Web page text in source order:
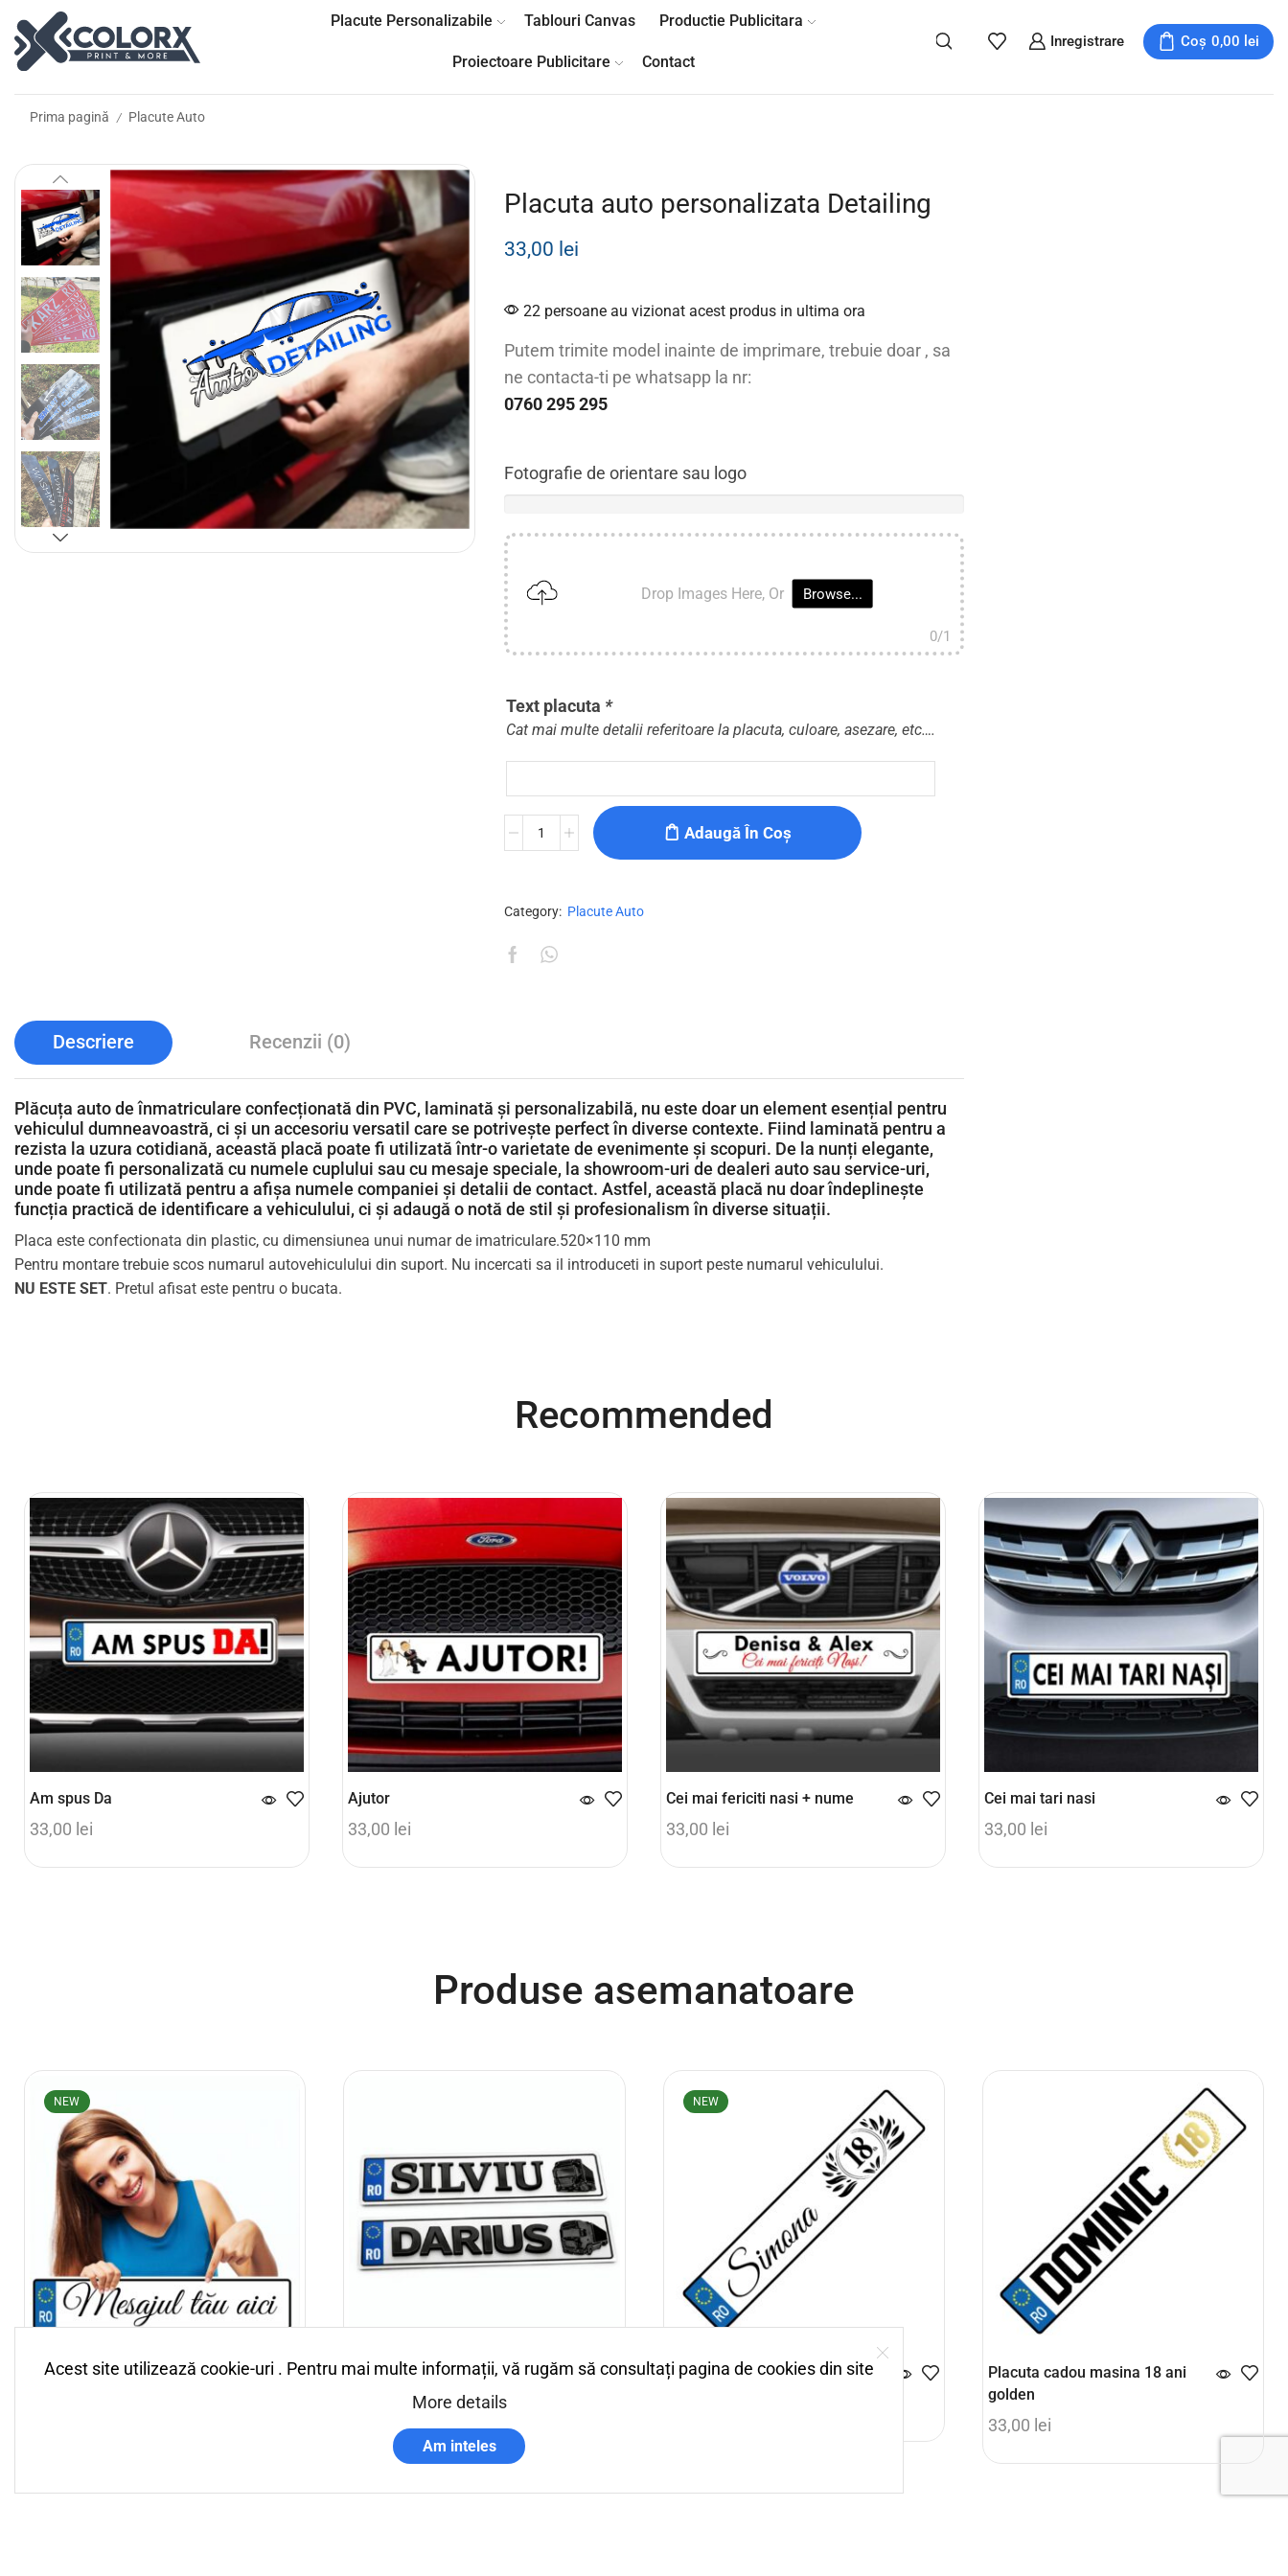
Placute Personalizabile Tablouri Canvas Productie Publicitara
Proiectoare Publicitare Contact
Inregistrare Coș 0,00 lei
Prima pagină / Placute Auto
Placuta auto personalizata Detailing
33,00 lei
22 persoane au vizionat acest produs in ultima ora
Putem trimite model inainte de imprimare, trebuie doar , sa
ne contacta-ti pe whatsapp la nr:
0760 295 295
Fotografie de orientare sau logo
Drop Images Here, Or Browse...
0/1
Text placuta *
Cat mai multe detalii referitoare la placuta, culoare, asezare, etc….
Adaugă În Coș
Category: Placute Auto
Descriere Recenzii (0)
Plăcuța auto de înmatriculare confecționată din PVC, laminată și personalizabilă, nu este doar un element esențial pentru
vehiculul dumneavoastră, ci și un accesoriu versatil care se potrivește perfect în diverse contexte. Fiind laminată pentru a
rezista la uzura cotidiană, această placă poate fi utilizată într-o varietate de evenimente și scopuri. De la nunți elegante,
unde poate fi personalizată cu numele cuplului sau cu mesaje speciale, la showroom-uri de dealeri auto sau service-uri,
unde poate fi utilizată pentru a afișa numele companiei și detalii de contact. Astfel, această placă nu doar îndeplinește
funcția practică de identificare a vehiculului, ci și adaugă o notă de stil și profesionalism în diverse situații.
Placa este confectionata din plastic, cu dimensiunea unui numar de imatriculare.520×110 mm
Pentru montare trebuie scos numarul autovehiculului din suport. Nu incercati sa il introduceti in suport peste numarul vehiculului.
NU ESTE SET. Pretul afisat este pentru o bucata.
Recommended
Am spus Da
33,00 lei
Adaugă în coș
Ajutor
33,00 lei
Adaugă în coș
Cei mai fericiti nasi + nume
33,00 lei
Adaugă în coș
Cei mai tari nasi
33,00 lei
Adaugă în coș
Produse asemanatoare
NEW
Placuta inmatriculare
Placuta inmatriculare 3D
Select options
NEW
Placuta cadou masina 18 ani
Placuta cadou masina 18 ani
golden
33,00 lei
Select options
Acest site utilizează cookie-uri . Pentru mai multe informații, vă rugăm să consultați pagina de cookies din site
More details
Am inteles